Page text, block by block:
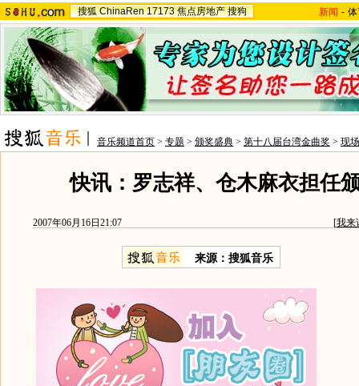
搜狐 ChinaRen 17173 焦点房地产 搜狗 新闻 -
音乐频道首页 > 专题 > 颁奖盛典 > 第十八届台湾金曲奖 > 现
快讯：罗志祥、仓木麻衣担任
2007年06月16日21:07 [我来
来源：搜狐音乐